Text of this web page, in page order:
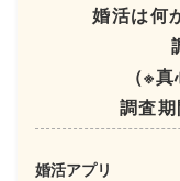
婚活は何
（※
調査
婚活アプリ